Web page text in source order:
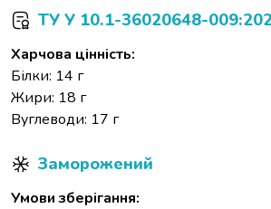
ТУ У 10.1-36020648-
Харчова цінність:
Білки: 14 г
Жири: 18 г
Вуглеводи: 17 г
Заморожений
Умови зберігання: